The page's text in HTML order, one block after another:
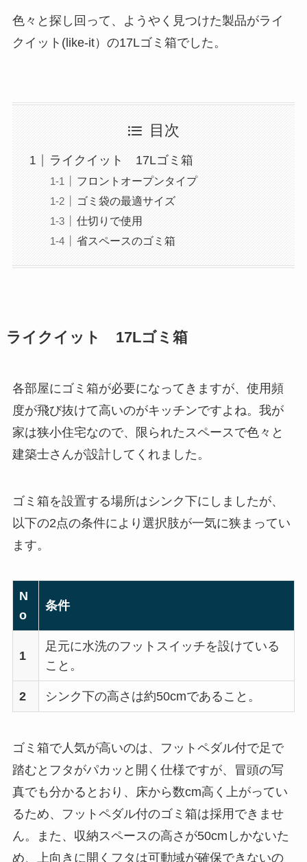
色々と探し回って、ようやく見つけた製品がライ
クイット(like-it）の17Lゴミ箱でした。
目次
ライクイット 17Lゴミ箱
フロントオープンタイプ
ゴミ袋の最適サイズ
仕切りで使用
省スペースのゴミ箱
ライクイット 17Lゴミ箱
各部屋にゴミ箱が必要になってきますが、使用頻
度が飛び抜けて高いのがキッチンですよね。我が
家は狭小住宅なので、限られたスペースで色々と
建築士さんが設計してくれました。
ゴミ箱を設置する場所はシンク下にしましたが、
以下の2点の条件により選択肢が一気に狭まってい
ます。
N
o
条件
1
足元に水洗のフットスイッチを設けている
こと。
2 シンク下の高さは約50cmであること。
ゴミ箱で人気が高いのは、フットペダル付で足で
踏むとフタがパカッと開く仕様ですが、冒頭の写
真でも分かるとおり、床から数cm高く上がってい
るため、フットペダル付のゴミ箱は採用できませ
ん。また、収納スペースの高さが50cmしかないた
め、上向きに開くフタは可動域が確保できないの